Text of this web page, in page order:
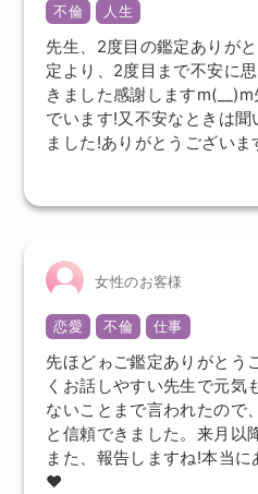
不倫 人生
先生、2度目の鑑定ありが
定より、2度目まで不安に
きました感謝します
でいます!又不安なときは聞
ました!ありがとうございま
女性のお客様
恋愛 不倫 仕事
先ほどゎご鑑定ありがとう
くお話しやすい先生で元気
ないことまで言われたので
と信頼できました。来月以
また、報告しますね!本当
♥️